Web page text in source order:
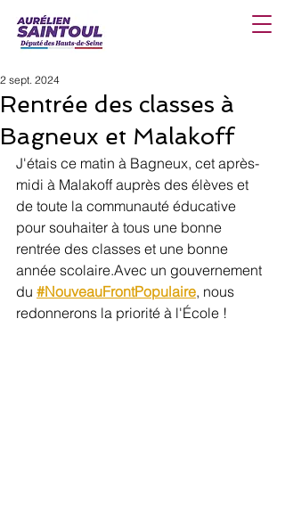
Rentrée des classes à
Bagneux et Malakoff
2 sept. 2024
J'étais ce matin à Bagneux, cet après-
midi à Malakoff auprès des élèves et
de toute la communauté éducative
pour souhaiter à tous une bonne
rentrée des classes et une bonne
année scolaire.Avec un gouvernement
du #NouveauFrontPopulaire, nous
redonnerons la priorité à l'École !